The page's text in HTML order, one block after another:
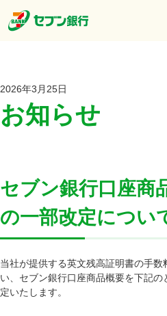
2026年3月25日
お知らせ
セブン銀行口座商
の一部改定につい
当社が提供する英文残高証明書の手数
い、セブン銀行口座商品概要を下記の
定いたします。